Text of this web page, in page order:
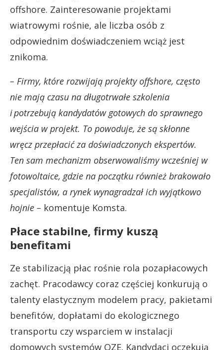
offshore. Zainteresowanie projektami
wiatrowymi rośnie, ale liczba osób z
odpowiednim doświadczeniem wciąż jest
znikoma.
– Firmy, które rozwijają projekty offshore, często
nie mają czasu na długotrwałe szkolenia
i potrzebują kandydatów gotowych do sprawnego
wejścia w projekt. To powoduje, że są skłonne
wręcz przepłacić za doświadczonych ekspertów.
Ten sam mechanizm obserwowaliśmy wcześniej w
fotowoltaice, gdzie na początku również brakowało
specjalistów, a rynek wynagradzał ich wyjątkowo
hojnie – komentuje Komsta.
Płace stabilne, firmy kuszą
benefitami
Ze stabilizacją płac rośnie rola pozapłacowych
zachęt. Pracodawcy coraz częściej konkurują o
talenty elastycznym modelem pracy, pakietami
benefitów, dopłatami do ekologicznego
transportu czy wsparciem w instalacji
domowych systemów OZE. Kandydaci oczekują